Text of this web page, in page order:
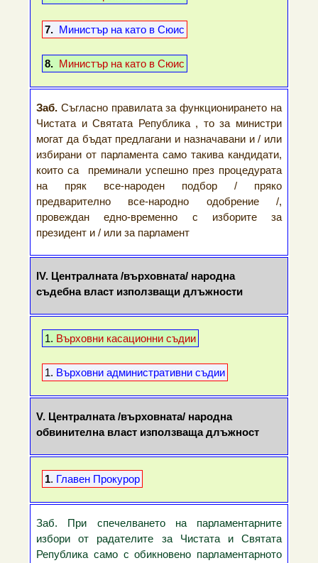
7. Министър на като в Сюис
8. Министър на като в Сюис
Заб. Съгласно правилата за функционирането на
Чистата и Святата Република , то за министри
могат да бъдат предлагани и назначавани и / или
избирани от парламента само такива кандидати,
които са преминали успешно през процедурата
на пряк все-народен подбор / пряко
предварително все-народно одобрение /,
провеждан едно-временно с изборите за
президент и / или за парламент
IV. Централната /върховната/ народна
съдебна власт използващи длъжности
1. Върховни касационни съдии
1. Върховни административни съдии
V. Централната /върховната/ народна
обвинителна власт използваща длъжност
1. Главен Прокурор
Заб. При спечелването на парламентарните
избори от радателите за Чистата и Святата
Република само с обикновено парламентарното